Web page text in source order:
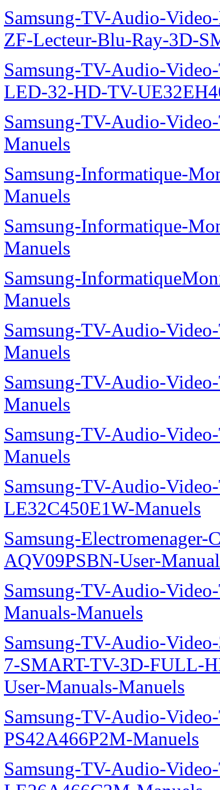
Samsung-TV-Audio-
ZF-Lecteur-Blu-Ray-3D-
Samsung-TV-Audio-
LED-32-HD-TV-
Samsung-TV-Audio-
Manuels
Samsung-Informatique-
Manuels
Samsung-Informatique-
Manuels
Samsung-
Manuels
Samsung-TV-Audio-
Manuels
Samsung-TV-Audio-
Manuels
Samsung-TV-Audio-
Manuels
Samsung-TV-Audio-
LE32C450E1W-Manuels
Samsung-
AQV09PSBN-User-
Samsung-TV-Audio-
Manuals-Manuels
Samsung-TV-Audio-
7-SMART-TV-3D-FULL-
User-Manuals-Manuels
Samsung-TV-Audio-
PS42A466P2M-Manuels
Samsung-TV-Audio-